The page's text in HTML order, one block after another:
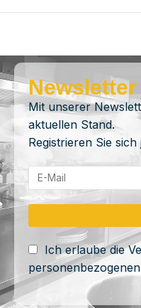
Newsletter
Mit unserer
aktuellen Stand.
Registrieren Sie sich
Ich erlaube die